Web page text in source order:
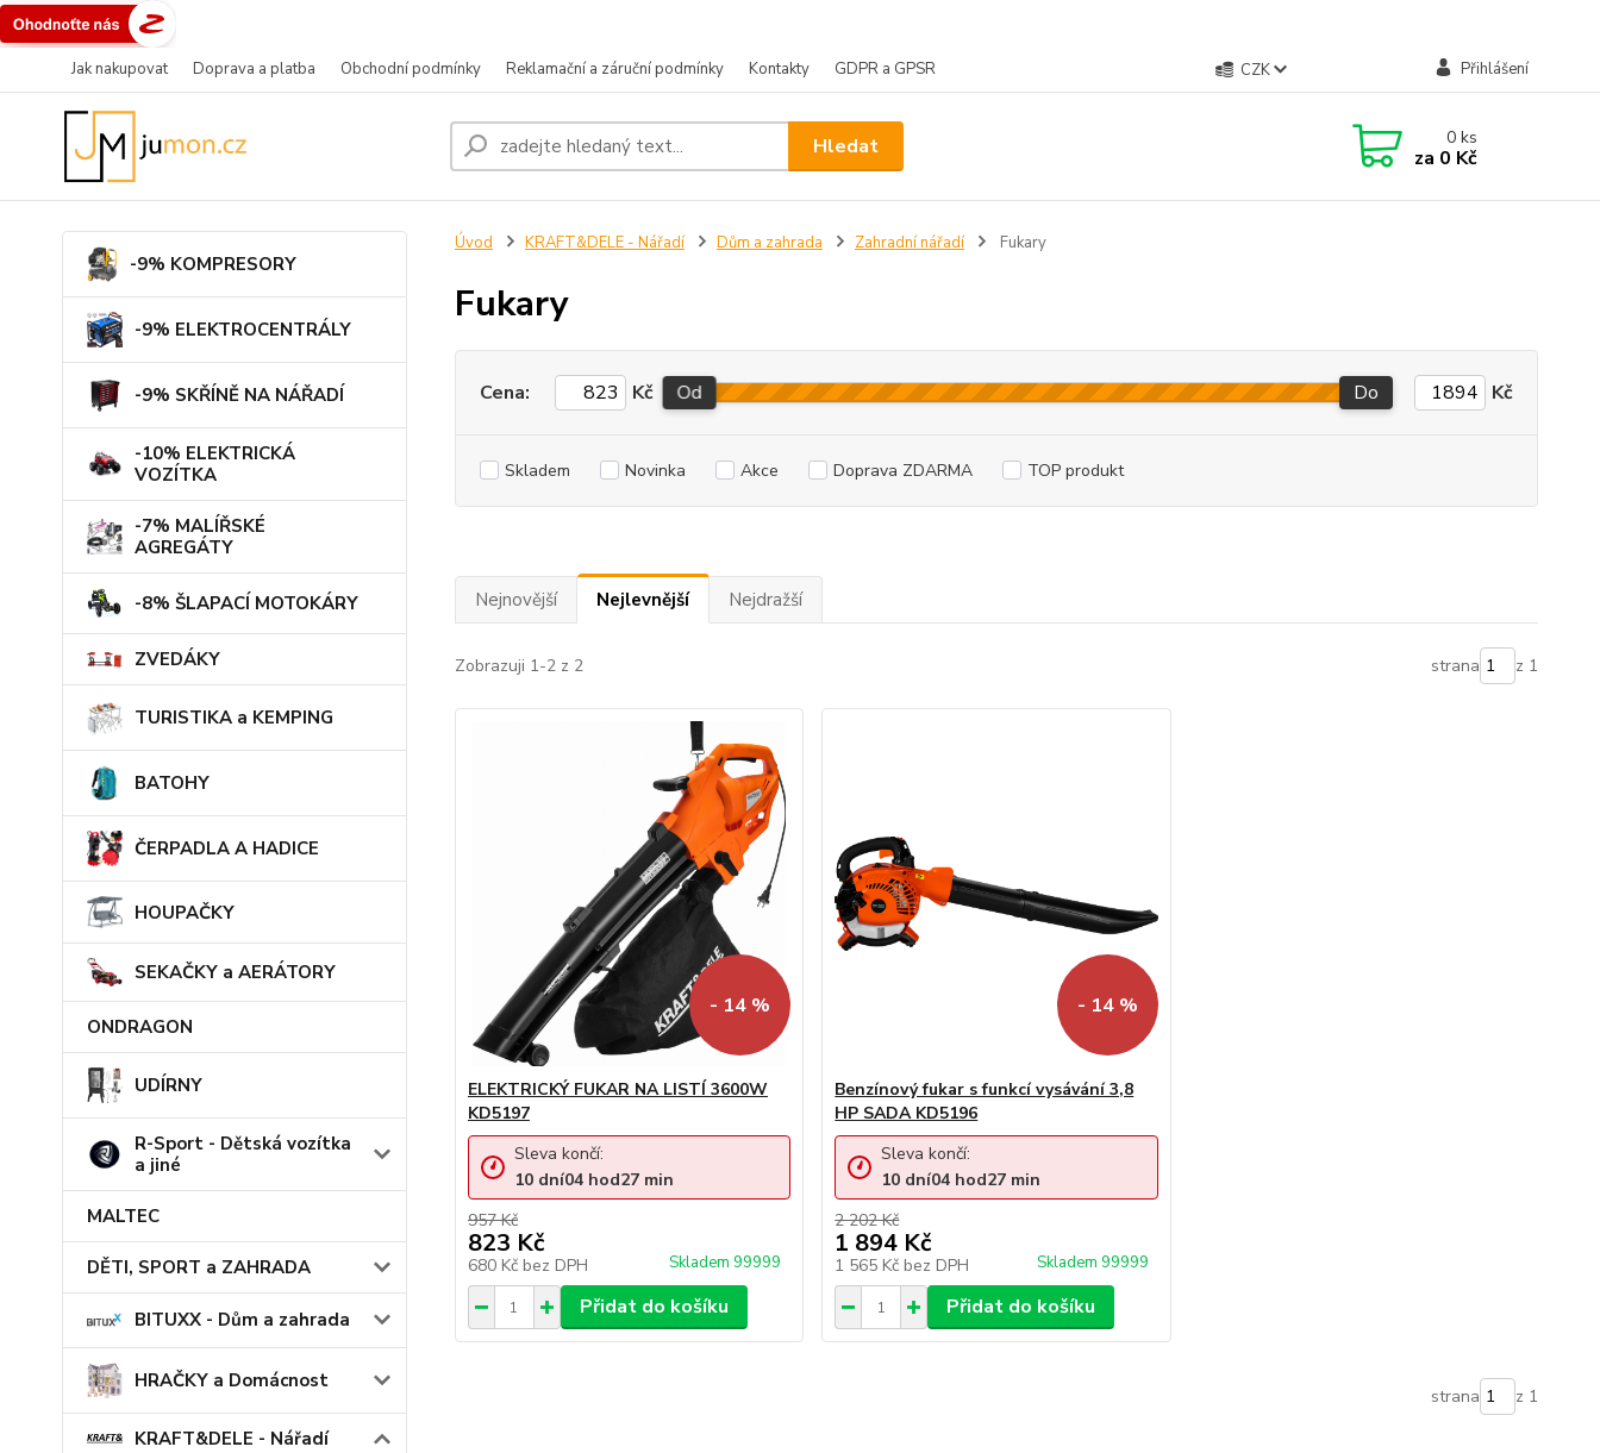
Jak nakupovat Doprava a platba Obchodní podmínky Reklamační a záruční podmínky Kontakty GDPR a GPSR CZK Přihlášení
Hledat 0ks
za 0 Kč
-9% KOMPRESORY
-9% ELEKTROCENTRÁLY
-9% SKŘÍNĚ NA NÁŘADÍ
-10% ELEKTRICKÁ
VOZÍTKA
-7% MALÍŘSKÉ
AGREGÁTY
-8% ŠLAPACÍ MOTOKÁRY
ZVEDÁKY
TURISTIKA a KEMPING
BATOHY
ČERPADLA A HADICE
HOUPAČKY
SEKAČKY a AERÁTORY
ONDRAGON
UDÍRNY
R-Sport - Dětská vozítka
a jiné
MALTEC
DĚTI, SPORT a ZAHRADA
BITUXX - Dům a zahrada
HRAČKY a Domácnost
KRAFT&DELE - Nářadí
Úvod KRAFT&DELE - Nářadí Dům a zahrada Zahradní nářadí Fukary
Fukary
Cena: Kč Od Do Kč
Skladem Novinka Akce Doprava ZDARMA TOP produkt
Nejnovější Nejlevnější Nejdražší
Zobrazuji 1-2 z 2 strana z 1
- 14 %
ELEKTRICKÝ FUKAR NA LISTÍ 3600W
KD5197
957 Kč
823 Kč
680 Kč bez DPH Skladem 99999
Sleva končí:
10 dní04hod27min
Přidat do košíku
- 14 %
Benzínový fukar s funkcí vysávání 3,8
HP SADA KD5196
2 202 Kč
1 894 Kč
1 565 Kč bez DPH Skladem 99999
Sleva končí:
10 dní04 hod27 min
Přidat do košíku
strana z 1